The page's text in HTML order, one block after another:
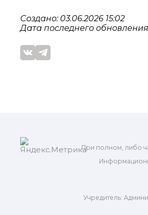
Создано: 03.06.2026 15:02
Дата последнего
При полном, либо
Учредитель: